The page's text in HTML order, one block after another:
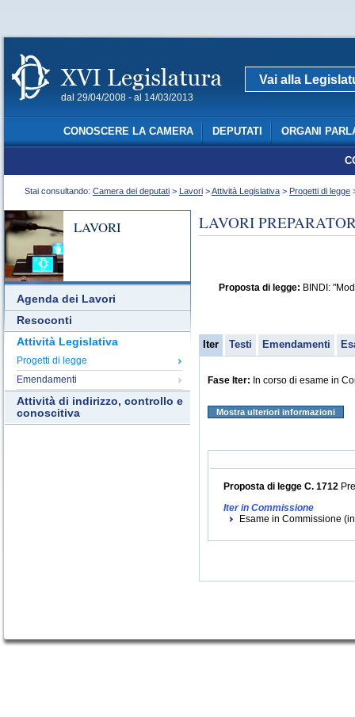
dal 29/04/2008 - al 14/03/2013
Vai alla
CONOSCERE LA CAMERA DEPUTATI ORGANI
Stai consultando: Camera dei deputati > Lavori >Attività Legislativa > Progetti di legge
LAVORI
Agenda dei Lavori
Resoconti
Attività Legislativa
Progetti di legge
Emendamenti
Attività di indirizzo, controllo e
conoscitiva
LAVORI
Proposta di legge: BINDI:
Iter Testi Emendamenti
Fase Iter: In corso di esame in
Mostra ulteriori informazioni
Proposta di legge C. 1712
Iter in Commissione
Esame in Commissione